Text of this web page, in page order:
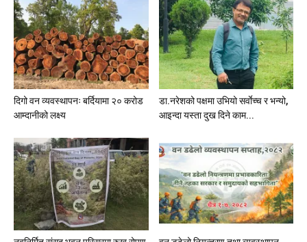
दिगो वन व्यवस्थापनः बर्दियामा २० करोड
आम्दानीको लक्ष्य
डा.नरेशको पक्षमा उभियो सर्वाेच्च र भन्यो,
आइन्दा यस्ता दुख दिने काम...